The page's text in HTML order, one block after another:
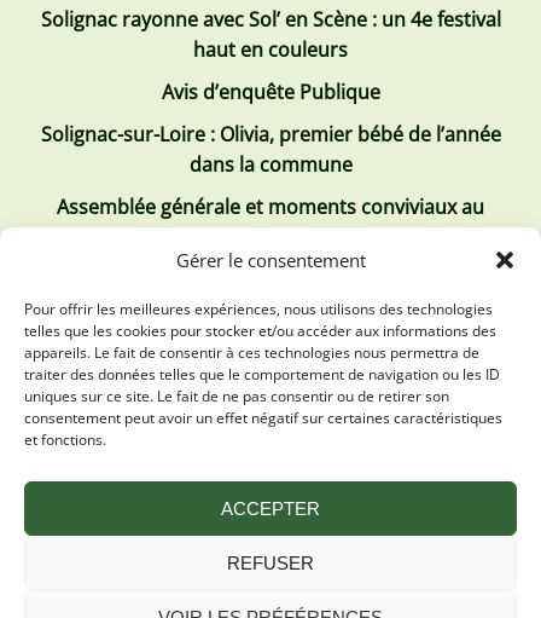
Gérer le consentement
Pour offrir les meilleures expériences, nous utilisons des technologies
telles que les cookies pour stocker et/ou accéder aux informations des
appareils. Le fait de consentir à ces technologies nous permettra de
traiter des données telles que le comportement de navigation ou les ID
uniques sur ce site. Le fait de ne pas consentir ou de retirer son
consentement peut avoir un effet négatif sur certaines caractéristiques
et fonctions.
ACCEPTER
REFUSER
Solignac rayonne avec Sol’ en Scène : un 4e festival
haut en couleurs
Avis d’enquête Publique
Solignac-sur-Loire : Olivia, premier bébé de l’année
dans la commune
Assemblée générale et moments conviviaux au
Les derniers comptes rendus
Conseil municipal 2 juillet 2026
Conseil Municipal du 30 avril 2026